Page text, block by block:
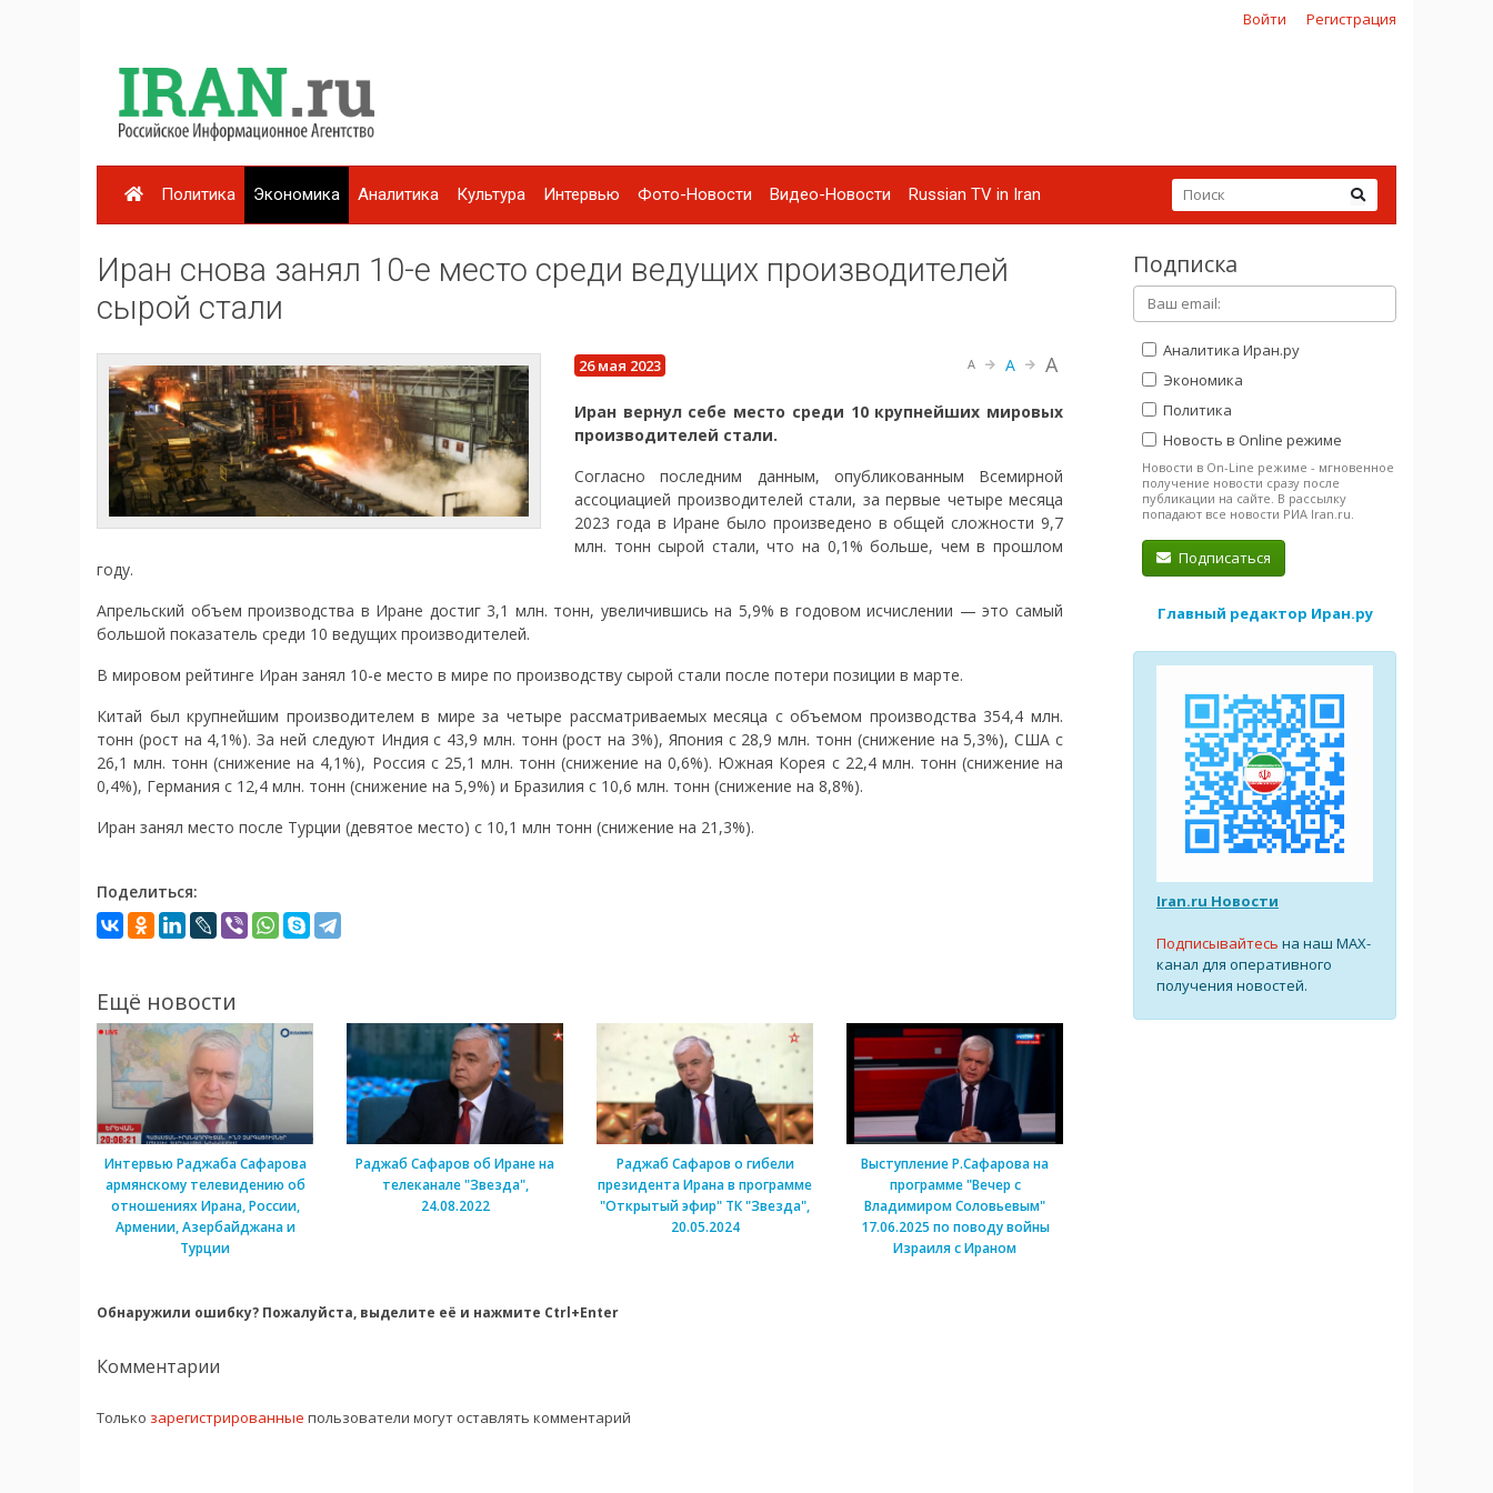
Войти Регистрация
Политика Экономика Аналитика Культура Интервью Фото-Новости Видео-Новости Russian TV in Iran
Иран снова занял 10-е место среди ведущих производителей
сырой стали
26 мая 2023 A A A
Иран вернул себе место среди 10 крупнейших мировых
производителей стали.
Согласно последним данным, опубликованным Всемирной
ассоциацией производителей стали, за первые четыре месяца
2023 года в Иране было произведено в общей сложности 9,7
млн. ​​тонн сырой стали, что на 0,1% больше, чем в прошлом
году.
Апрельский объем производства в Иране достиг 3,1 млн. тонн, увеличившись на 5,9% в годовом исчислении — это самый
большой показатель среди 10 ведущих производителей.
В мировом рейтинге Иран занял 10-е место в мире по производству сырой стали после потери позиции в марте.
Китай был крупнейшим производителем в мире за четыре рассматриваемых месяца с объемом производства 354,4 млн.
тонн (рост на 4,1%). За ней следуют Индия с 43,9 млн. тонн (рост на 3%), Япония с 28,9 млн. тонн (снижение на 5,3%), США с
26,1 млн. тонн (снижение на 4,1%), Россия с 25,1 млн. тонн (снижение на 0,6%). Южная Корея с 22,4 млн. тонн (снижение на
0,4%), Германия с 12,4 млн. тонн (снижение на 5,9%) и Бразилия с 10,6 млн. тонн (снижение на 8,8%).
Иран занял место после Турции (девятое место) с 10,1 млн тонн (снижение на 21,3%).
Поделиться:
Ещё новости
Интервью Раджаба Сафарова
армянскому телевидению об
отношениях Ирана, России,
Армении, Азербайджана и
Турции
Раджаб Сафаров об Иране на
телеканале "Звезда",
24.08.2022
Раджаб Сафаров о гибели
президента Ирана в программе
"Открытый эфир" ТК "Звезда",
20.05.2024
Выступление Р.Сафарова на
программе "Вечер с
Владимиром Соловьевым"
17.06.2025 по поводу войны
Израиля с Ираном
Обнаружили ошибку? Пожалуйста, выделите её и нажмите Ctrl+Enter
Комментарии
Только зарегистрированные пользователи могут оставлять комментарий
Подписка
Аналитика Иран.ру
Экономика
Политика
Новость в Online режиме
Новости в On-Line режиме - мгновенное
получение новости сразу после
публикации на сайте. В рассылку
попадают все новости РИА Iran.ru.
Подписаться
Главный редактор Иран.ру
Iran.ru Новости
Подписывайтесь на наш MAX-
канал для оперативного
получения новостей.